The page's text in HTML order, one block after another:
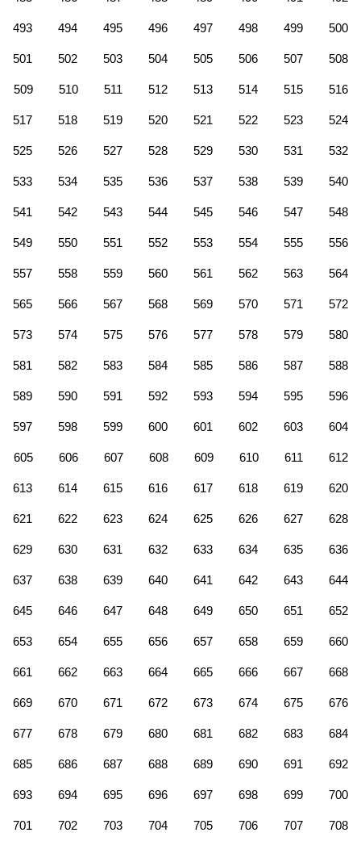
493 494 495 496 497 498 499 500
501 502 503 504 505 506 507 508
509 510 511 512 513 514 515 516
517 518 519 520 521 522 523 524
525 526 527 528 529 530 531 532
533 534 535 536 537 538 539 540
541 542 543 544 545 546 547 548
549 550 551 552 553 554 555 556
557 558 559 560 561 562 563 564
565 566 567 568 569 570 571 572
573 574 575 576 577 578 579 580
581 582 583 584 585 586 587 588
589 590 591 592 593 594 595 596
597 598 599 600 601 602 603 604
605 606 607 608 609 610 611 612
613 614 615 616 617 618 619 620
621 622 623 624 625 626 627 628
629 630 631 632 633 634 635 636
637 638 639 640 641 642 643 644
645 646 647 648 649 650 651 652
653 654 655 656 657 658 659 660
661 662 663 664 665 666 667 668
669 670 671 672 673 674 675 676
677 678 679 680 681 682 683 684
685 686 687 688 689 690 691 692
693 694 695 696 697 698 699 700
701 702 703 704 705 706 707 708